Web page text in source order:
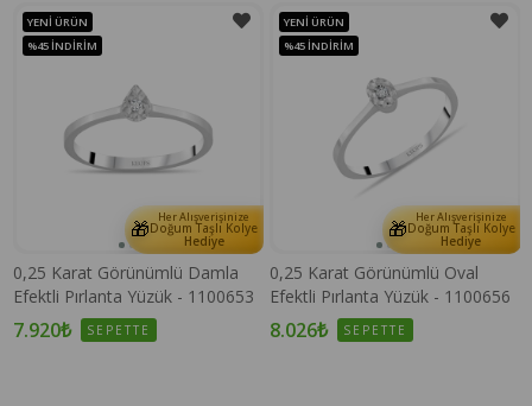
🎁 Her Alışverişinize
Doğum Taşlı Kolye
Hediye
0,25 Karat Görünümlü Damla
Efektli Pırlanta Yüzük - 1100653
7.920₺ SEPETTE
YENI ÜRÜN
%45 İNDIRIM
🎁 Her Alışverişinize
Doğum Taşlı Kolye
Hediye
0,25 Karat Görünümlü Oval
Efektli Pırlanta Yüzük - 1100656
8.026₺ SEPETTE
YENI ÜRÜN
%45 İNDIRIM